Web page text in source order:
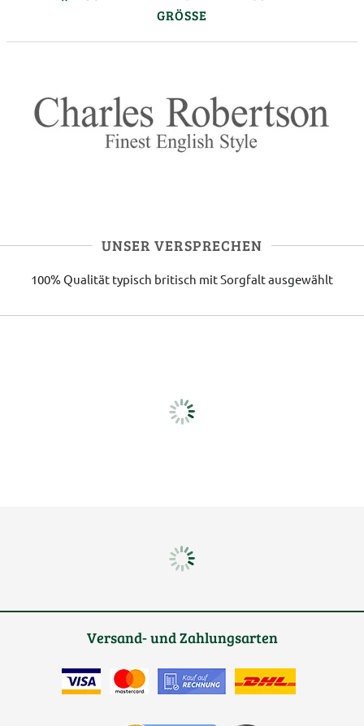
GRÖSSE
UNSER VERSPRECHEN
100% Qualität typisch britisch mit Sorgfalt ausgewählt
Versand- und Zahlungsarten